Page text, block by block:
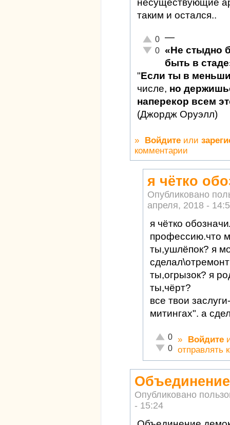
несуществующие
таким и остался..
Отлично!
0
Неадекватно!
0
—
«Не стыдно
быть в
"Если ты в
числе, но
наперекор всем
(Джордж Оруэлл)
» Войдите или
комментарии
я чётко
Опубликовано
апреля, 2018 -
я чётко
профессию.что
ты,ушлёпок? я
ты,огрызок? я
ты,чёрт?
все твои
митингах". а
Отлично!
0
Неадекватно!
0
» Войдите
отправлять
Опубликовано
- 15:24